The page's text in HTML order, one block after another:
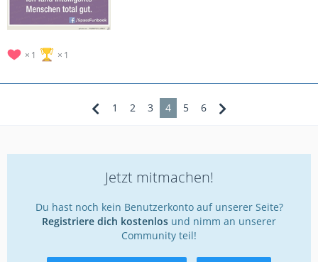
1 1
1 2 3 4 5 6
Jetzt mitmachen!
Du hast noch kein Benutzerkonto auf unserer Seite?
Registriere dich kostenlos und nimm an unserer
Community teil!